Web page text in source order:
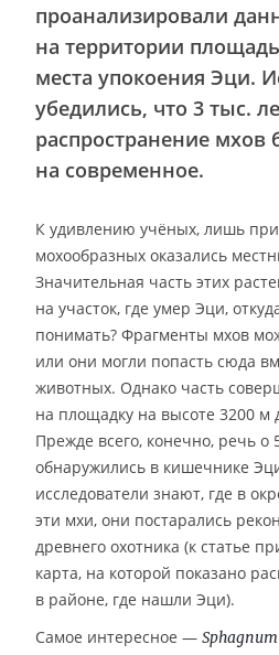
проанализировали
на территории
места упокоения Эци.
убедились, что 3 тыс.
распространение
на современное.
К удивлению учёных, лишь
мохообразных оказались
Значительная часть этих
на участок, где умер Эци,
понимать? Фрагменты мхов
или они могли попасть сюда
животных. Однако часть
на площадку на высоте 3200 м
Прежде всего, конечно, речь о
обнаружились в кишечнике
исследователи знают, где в
эти мхи, они постарались
древнего охотника (к статье
карта, на которой показано
в районе, где нашли Эци).
Самое интересное —